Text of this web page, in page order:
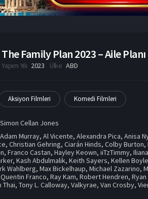
The Family Plan 2023 – Aile
Yapım Yılı 2023 Ülke ABD
Aksiyon Filmleri Komedi Filmleri
Simon Cellan Jones
Adam Murray,Al Vicente,Alexandra Pica,Anisa
,Christian Gehring,Ciarán Hinds,Colby Burton,
,Franco Castan,Hayley Keown,iiTzTimmy,
,Kash Abdulmalik,Keith Sayers,Kellen Boyle
Wahlberg,Max Bickelhaup,Michael Zazarino,
Quentin Franco,Ray Kam,Robert Hendren,
Thai,Tony L. Calloway,Valkyrae,Van Crosby,